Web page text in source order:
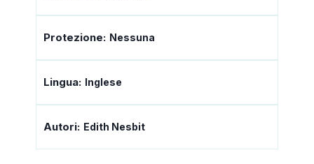
Protezione: Nessuna
Lingua: Inglese
Autori: Edith Nesbit